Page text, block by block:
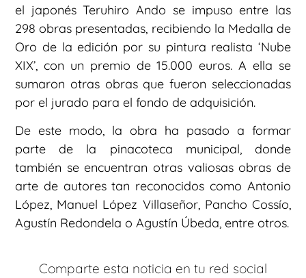
el japonés Teruhiro Ando se impuso entre las
298 obras presentadas, recibiendo la Medalla de
Oro de la edición por su pintura realista ‘Nube
XIX’, con un premio de 15.000 euros. A ella se
sumaron otras obras que fueron seleccionadas
por el jurado para el fondo de adquisición.
De este modo, la obra ha pasado a formar
parte de la pinacoteca municipal, donde
también se encuentran otras valiosas obras de
arte de autores tan reconocidos como Antonio
López, Manuel López Villaseñor, Pancho Cossío,
Agustín Redondela o Agustín Úbeda, entre otros.
Comparte esta noticia en tu red social